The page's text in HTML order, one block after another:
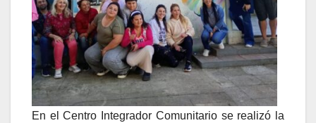
En el Centro Integrador Comunitario se realizó la